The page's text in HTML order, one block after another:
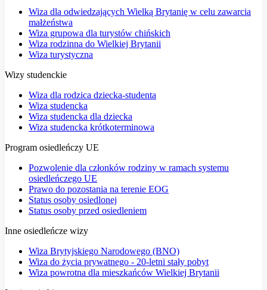
Wiza dla odwiedzających Wielką Brytanię w celu zawarcia
małżeństwa
Wiza grupowa dla turystów chińskich
Wiza rodzinna do Wielkiej Brytanii
Wiza turystyczna
Wizy studenckie
Wiza dla rodzica dziecka-studenta
Wiza studencka
Wiza studencka dla dziecka
Wiza studencka krótkoterminowa
Program osiedleńczy UE
Pozwolenie dla członków rodziny w ramach systemu
osiedleńczego UE
Prawo do pozostania na terenie EOG
Status osoby osiedlonej
Status osoby przed osiedleniem
Inne osiedleńcze wizy
Wiza Brytyjskiego Narodowego (BNO)
Wiza do życia prywatnego - 20-letni stały pobyt
Wiza powrotna dla mieszkańców Wielkiej Brytanii